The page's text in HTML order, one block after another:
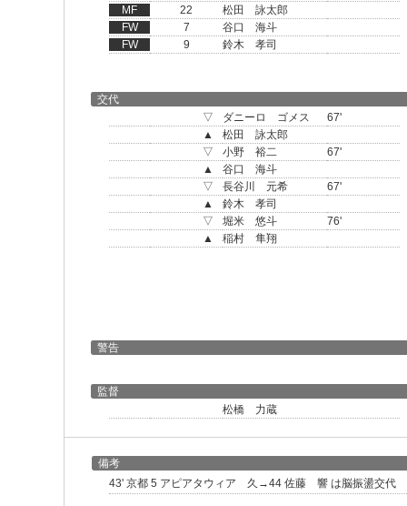
MF
22
松田 詠太郎
FW
7
谷口 海斗
FW
9 鈴木 孝司
交代
▽
ダニーロ ゴメス
67'
▲
松田 詠太郎
▽
小野 裕二
67'
▲
谷口 海斗
▽
長谷川 元希
67'
▲
鈴木 孝司
▽
堀米 悠斗
76'
▲
稲村 隼翔
警告
監督
松橋 力蔵
備考
43' 京都 5 アピアタウィア 久→44 佐藤 響 は脳振盪交代